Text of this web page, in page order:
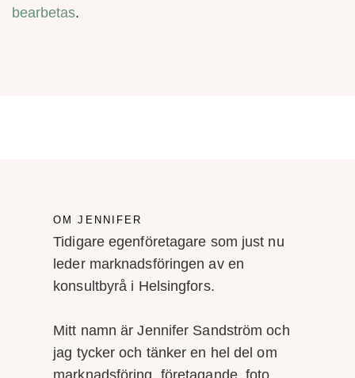
bearbetas.
OM JENNIFER
Tidigare egenföretagare som just nu
leder marknadsföringen av en
konsultbyrå i Helsingfors.
Mitt namn är Jennifer Sandström och
jag tycker och tänker en hel del om
marknadsföring, företagande, foto,